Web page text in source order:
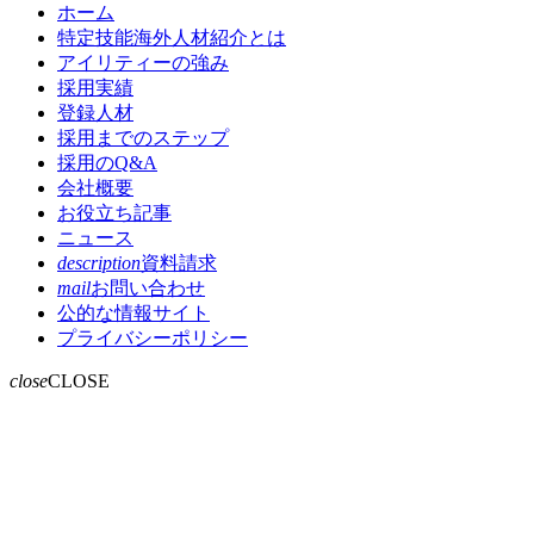
ホーム
特定技能海外人材紹介とは
アイリティーの強み
採用実績
登録人材
採用までのステップ
採用のQ&A
会社概要
お役立ち記事
ニュース
description資料請求
mailお問い合わせ
公的な情報サイト
プライバシーポリシー
closeCLOSE